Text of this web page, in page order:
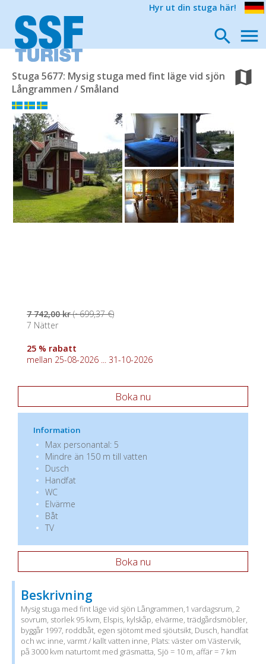
Hyr ut din stuga här!
Stuga 5677: Mysig stuga med fint läge vid sjön
Långrammen / Småland
7 742,00 kr(~699,37 €)
7 Nätter
25 % rabatt
mellan 25-08-2026 ... 31-10-2026
Boka nu
Information
Max personantal: 5
Mindre än 150 m till vatten
Dusch
Handfat
WC
Elvärme
Båt
TV
Boka nu
Beskrivning
Mysig stuga med fint läge vid sjön Långrammen,1 vardagsrum, 2
sovrum, storlek 95 kvm, Elspis, kylskåp, elvärme, trädgårdsmöbler,
byggår 1997, roddbåt, egen sjötomt med sjöutsikt, Dusch, handfat
och wc inne, varmt / kallt vatten inne, Plats: väster om Västervik,
på 3000 kvm naturtomt med gräsmatta, Sjö = 10 m, affär = 7 km